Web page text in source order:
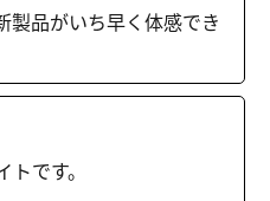
製品がいち早く体感でき
です。